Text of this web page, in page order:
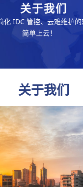
关于我们
化 IDC 管控、云难维护
简单上云！
关于我们